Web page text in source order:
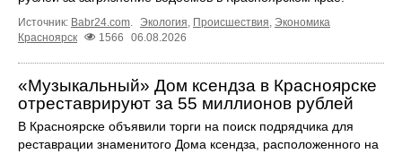
Источник: Babr24.com. Экология, Происшествия, Экономика
Красноярск
1566 06.08.2026
«Музыкальный» Дом ксендза в Красноярске
отреставрируют за 55 миллионов рублей
В Красноярске объявили торги на поиск подрядчика для
реставрации знаменитого Дома ксендза, расположенного на